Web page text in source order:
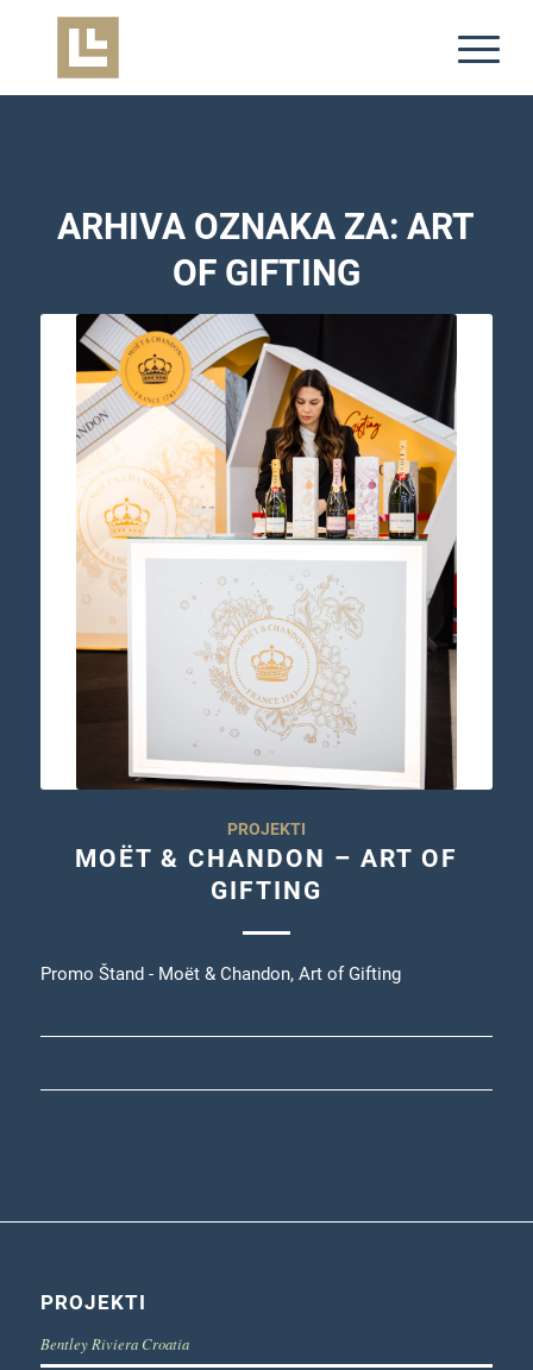
ARHIVA OZNAKA ZA:ART
OF GIFTING
PROJEKTI
MOËT & CHANDON – ART OF
GIFTING
Promo Štand - Moët & Chandon, Art of Gifting
PROJEKTI
Bentley Riviera Croatia